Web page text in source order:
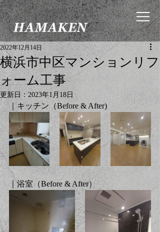
横浜市中区マンションリフ
ォーム工事
2022年12月14日
更新日： 2023年1月18日
｜キッチン（Before & After)
｜浴室（Before & After）